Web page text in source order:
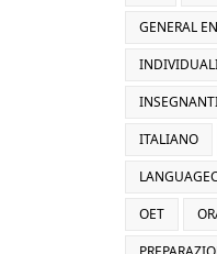
GENERAL
ITALIANO
OET